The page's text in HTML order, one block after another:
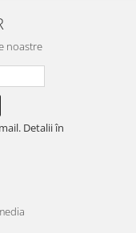
noastre
Detalii în